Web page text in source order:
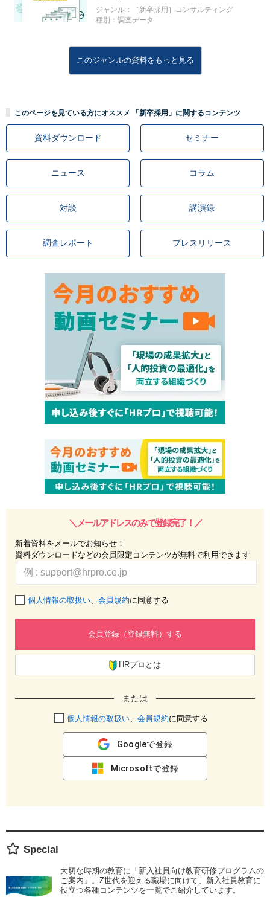
ジャンル：
［新卒採用］コンサルティング
種別： 調査データ
このジャンルの資料をもっと見る
このページを見ている方にオススメ 「新卒採用」に関するコンテンツ
資料ダウンロード セミナー
ニュース コラム
対談 講演録
調査レポート プレスリリース
＼メールアドレスのみで登録完了！／
新着資料をメールでお知らせ！
資料ダウンロードなどの会員限定コンテンツが無料で利用できます
個人情報の取扱い、 会員規約に同意する
会員登録（登録無料）する
HRプロとは
または
個人情報の取扱い、 会員規約に同意する
Googleで登録
Microsoftで登録
Special
大切な時期の教育に「新入社員向け教育研修プログラムの
ご案内」。Z世代を迎える職場に向けて、新入社員教育に
役立つ各種コンテンツを一覧でご紹介しています。